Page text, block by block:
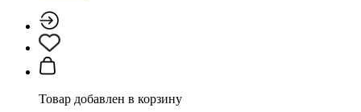
Товар добавлен в корзину